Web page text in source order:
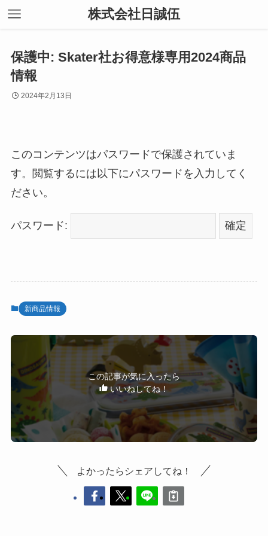
株式会社日誠伍
保護中: Skater社お得意様専用2024商品
情報
2024年2月13日
このコンテンツはパスワードで保護されていま
す。閲覧するには以下にパスワードを入力してく
ださい。
パスワード:
新商品情報
この記事が気に入ったら
いいねしてね！
よかったらシェアしてね！